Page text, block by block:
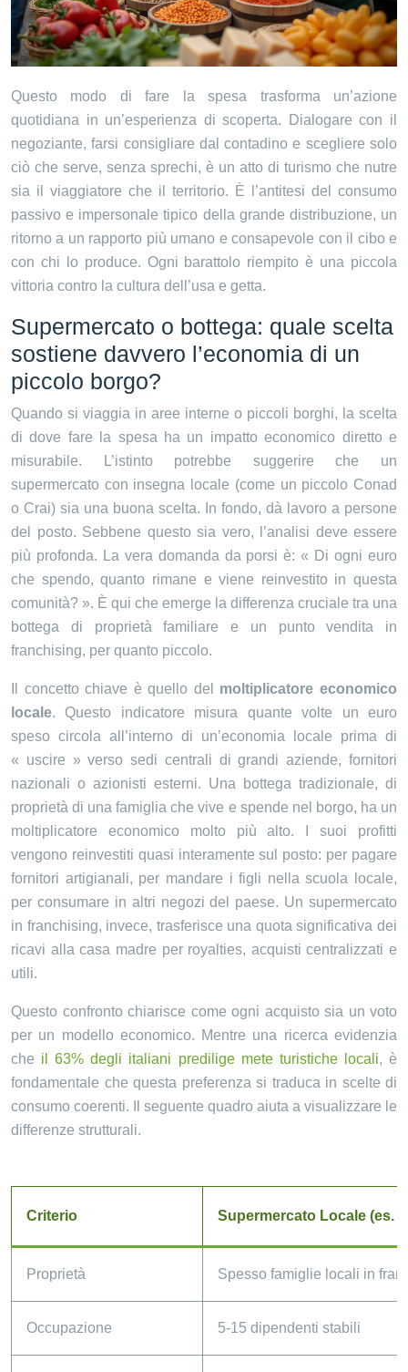
Questo modo di fare la spesa trasforma un’azione
quotidiana in un’esperienza di scoperta. Dialogare con il
negoziante, farsi consigliare dal contadino e scegliere solo
ciò che serve, senza sprechi, è un atto di turismo che nutre
sia il viaggiatore che il territorio. È l’antitesi del consumo
passivo e impersonale tipico della grande distribuzione, un
ritorno a un rapporto più umano e consapevole con il cibo e
con chi lo produce. Ogni barattolo riempito è una piccola
vittoria contro la cultura dell’usa e getta.
Supermercato o bottega: quale scelta
sostiene davvero l’economia di un
piccolo borgo?
Quando si viaggia in aree interne o piccoli borghi, la scelta
di dove fare la spesa ha un impatto economico diretto e
misurabile. L’istinto potrebbe suggerire che un
supermercato con insegna locale (come un piccolo Conad
o Crai) sia una buona scelta. In fondo, dà lavoro a persone
del posto. Sebbene questo sia vero, l’analisi deve essere
più profonda. La vera domanda da porsi è: « Di ogni euro
che spendo, quanto rimane e viene reinvestito in questa
comunità? ». È qui che emerge la differenza cruciale tra una
bottega di proprietà familiare e un punto vendita in
franchising, per quanto piccolo.
Il concetto chiave è quello del moltiplicatore economico
locale. Questo indicatore misura quante volte un euro
speso circola all’interno di un’economia locale prima di
« uscire » verso sedi centrali di grandi aziende, fornitori
nazionali o azionisti esterni. Una bottega tradizionale, di
proprietà di una famiglia che vive e spende nel borgo, ha un
moltiplicatore economico molto più alto. I suoi profitti
vengono reinvestiti quasi interamente sul posto: per pagare
fornitori artigianali, per mandare i figli nella scuola locale,
per consumare in altri negozi del paese. Un supermercato
in franchising, invece, trasferisce una quota significativa dei
ricavi alla casa madre per royalties, acquisti centralizzati e
utili.
Questo confronto chiarisce come ogni acquisto sia un voto
per un modello economico. Mentre una ricerca evidenzia
che il 63% degli italiani predilige mete turistiche locali, è
fondamentale che questa preferenza si traduca in scelte di
consumo coerenti. Il seguente quadro aiuta a visualizzare le
differenze strutturali.
Criterio Supermercato Locale (es.
Proprietà Spesso famiglie locali in
Occupazione 5-15 dipendenti stabili